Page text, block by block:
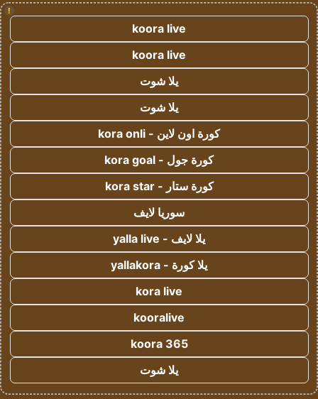
!
koora live
koora live
يلا شوت
يلا شوت
كورة اون لاين - kora onli
كورة جول - kora goal
كورة ستار - kora star
سوريا لايف
يلا لايف - yalla live
يلا كورة - yallakora
kora live
kooralive
koora 365
يلا شوت